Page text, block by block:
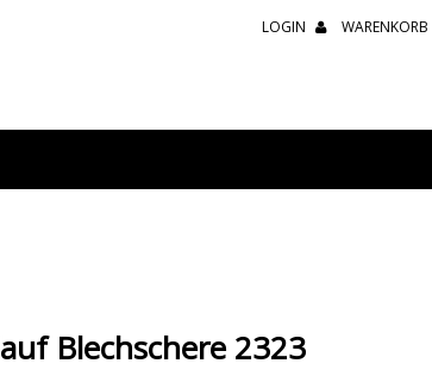
LOGIN WARENKORB
Blechschere 2323